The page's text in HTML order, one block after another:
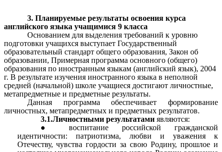
3. Планируемые результаты освоения курса
английского языка учащимися 9 класса
Основанием для выделения требований к уровню
подготовки учащихся выступает Государственный
образовательный стандарт общего образования, Закон об
образовании, Примерная программа основного (общего)
образования по иностранным языкам (английский язык), 2004
г. В результате изучения иностранного языка в неполной
средней (начальной) школе учащиеся достигают личностные,
метапредметные и предметные результаты.
Данная программа обеспечивает формирование
личностных, метапредметных и предметных результатов.
3.1.Личностными результатами являются:
воспитание российской гражданской
идентичности: патриотизма, любви и уважения к
Отечеству, чувства гордости за свою Родину, прошлое и